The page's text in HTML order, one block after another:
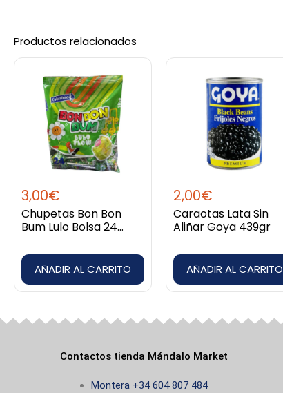
Productos relacionados
3,00€
Chupetas Bon Bon
Bum Lulo Bolsa 24
AÑADIR AL CARRITO
2,00€
Caraotas Lata Sin
Aliñar Goya 439gr
AÑADIR AL CARRITO
Contactos tienda Mándalo Market
Montera +34 604 807 484